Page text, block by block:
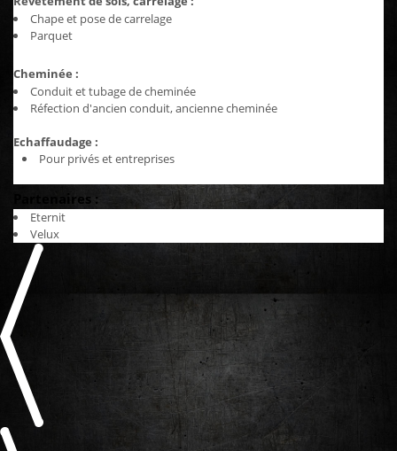
Chape et pose de carrelage
Parquet
Cheminée :
Conduit et tubage de cheminée
Réfection d'ancien conduit, ancienne cheminée
Echaffaudage :
Pour privés et entreprises
Partenaires :
Eternit
Velux